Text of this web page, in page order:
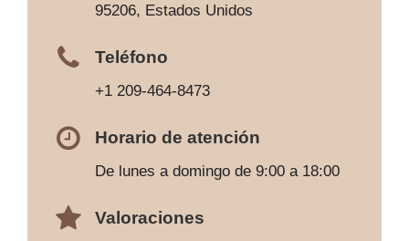
95206, Estados Unidos
Teléfono
+1 209-464-8473
Horario de atención
De lunes a domingo de 9:00 a 18:00
Valoraciones